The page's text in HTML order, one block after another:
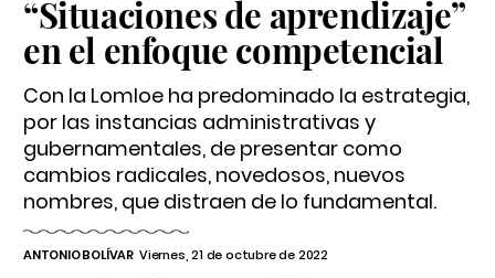
“Situaciones de aprendizaje”
en el enfoque competencial
Con la Lomloe ha predominado la estrategia,
por las instancias administrativas y
gubernamentales, de presentar como
cambios radicales, novedosos, nuevos
nombres, que distraen de lo fundamental.
ANTONIO BOLÍVAR Viernes, 21 de octubre de 2022